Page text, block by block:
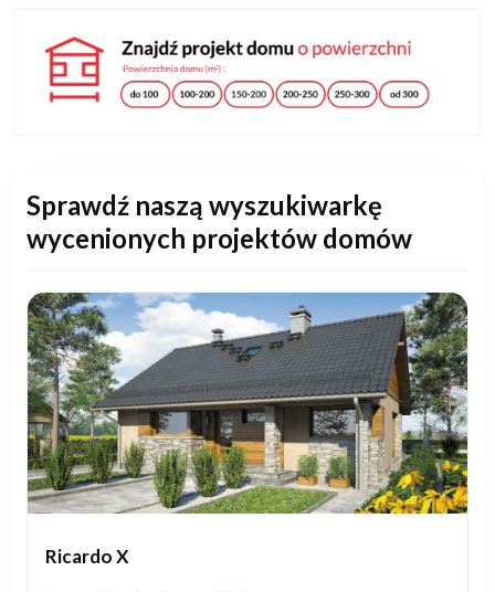
Sprawdź naszą wyszukiwarkę
wycenionych projektów domów
Ricardo X